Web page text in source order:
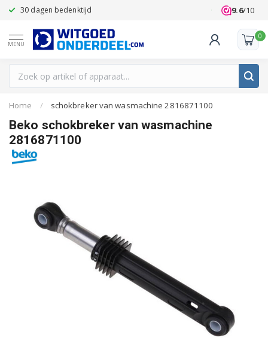
30 dagen bedenktijd Klanten
9.6/10
MENU
0
Home / schokbreker van wasmachine 2816871100
Beko schokbreker van wasmachine
2816871100